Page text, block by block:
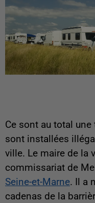
Ce sont au total
sont installées
ville. Le maire de la
commissariat de
Seine-et-Marne. Il a
cadenas de la